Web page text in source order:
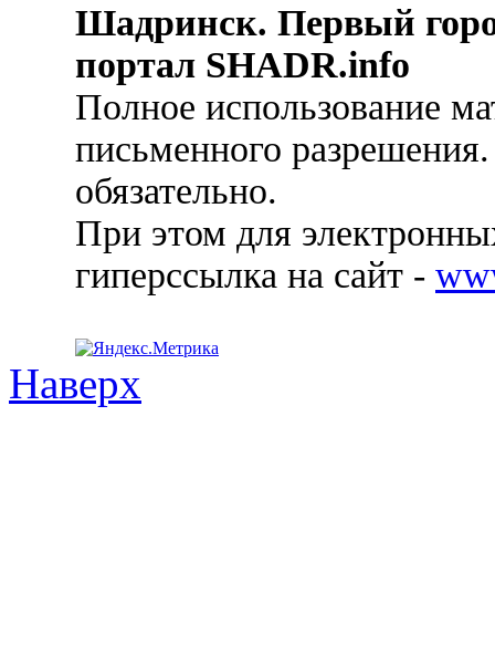
Шадринск. Первый
портал SHADR.info
Полное использование
письменного
обязательно.
При этом для
гиперссылка на сайт -
Наверх